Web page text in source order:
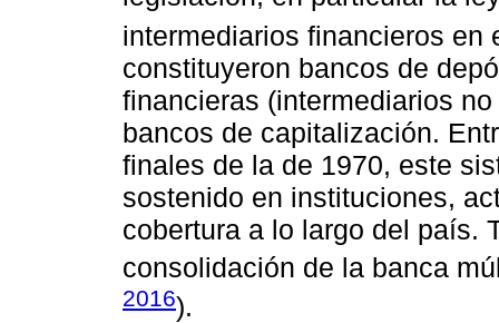
intermediarios financieros en
constituyeron bancos de
financieras (intermediarios
bancos de capitalización.
finales de la de 1970, este
sostenido en instituciones,
cobertura a lo largo del país.
consolidación de la banca
2016).